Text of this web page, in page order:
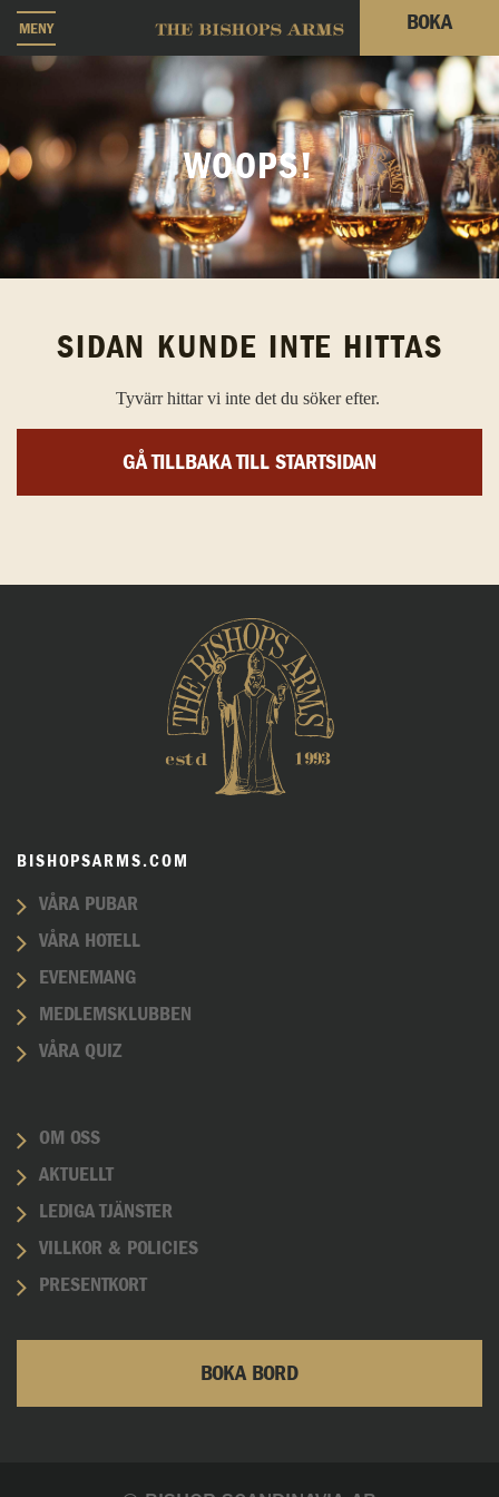
MENY BOKA
WOOPS!
SIDAN KUNDE INTE HITTAS
Tyvärr hittar vi inte det du söker efter.
GÅ TILLBAKA TILL STARTSIDAN
BISHOPSARMS.COM
VÅRA PUBAR
VÅRA HOTELL
EVENEMANG
MEDLEMSKLUBBEN
VÅRA QUIZ
OM OSS
AKTUELLT
LEDIGA TJÄNSTER
VILLKOR & POLICIES
PRESENTKORT
BOKA BORD